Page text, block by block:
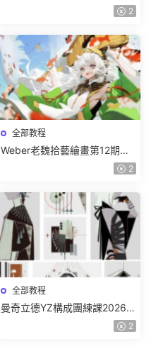
期2026【畫質高清有資料】 2
全部教程
Weber老魏拾藝繪畫第12期角
色特訓班【畫質不錯隻有視
2
全部教程
曼奇立德YZ構成團練課2026年
8月已結課【畫質高清有課件】
2